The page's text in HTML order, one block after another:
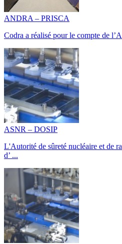
ANDRA – PRISCA
Codra a réalisé pour le compte de
ASNR – DOSIP
L'Autorité de sûreté nucléaire et de
d’ ...